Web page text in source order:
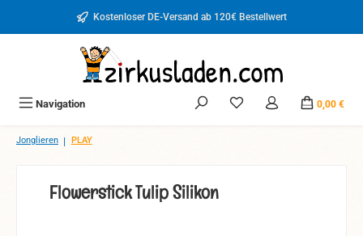
Zum Hauptinhalt springenKostenloser DE-Versand ab 120€ Bestellwert
Navigation Du hast 0 Produkte auf
0,00 €
Jonglieren | PLAY
Flowerstick Tulip Silikon